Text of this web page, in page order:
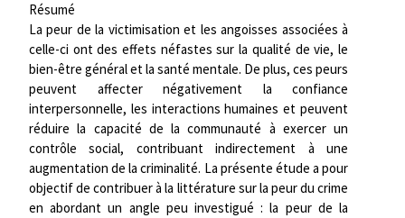
Résumé
La peur de la victimisation et les angoisses associées à
celle-ci ont des effets néfastes sur la qualité de vie, le
bien-être général et la santé mentale. De plus, ces peurs
peuvent affecter négativement la confiance
interpersonnelle, les interactions humaines et peuvent
réduire la capacité de la communauté à exercer un
contrôle social, contribuant indirectement à une
augmentation de la criminalité. La présente étude a pour
objectif de contribuer à la littérature sur la peur du crime
en abordant un angle peu investigué : la peur de la